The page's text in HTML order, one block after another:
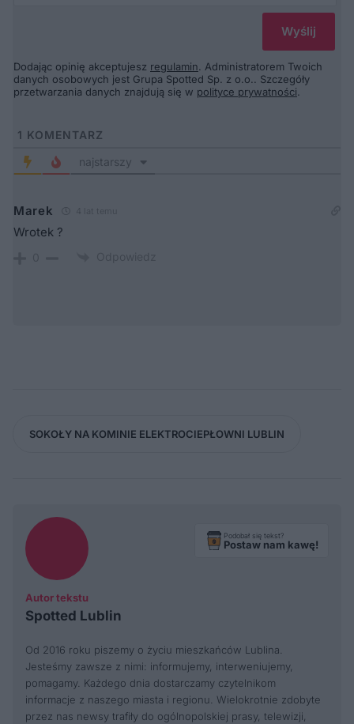
Dodając opinię akceptujesz regulamin. Administratorem Twoich
danych osobowych jest Grupa Spotted Sp. z o.o.. Szczegóły
przetwarzania danych znajdują się w polityce prywatności.
1 KOMENTARZ
najstarszy
Marek
Wrotek ?
SOKOŁY NA KOMINIE ELEKTROCIEPŁOWNI LUBLIN
Autor tekstu
Spotted Lublin
Podobał się tekst?
Postaw nam kawę!
Od 2016 roku piszemy o życiu mieszkańców Lublina.
Jesteśmy zawsze z nimi: informujemy, interweniujemy,
pomagamy. Każdego dnia dostarczamy czytelnikom
informacje z naszego miasta i regionu. Wielokrotnie zdobyte
przez nas newsy trafiły do ogólnopolskiej prasy, telewizji,